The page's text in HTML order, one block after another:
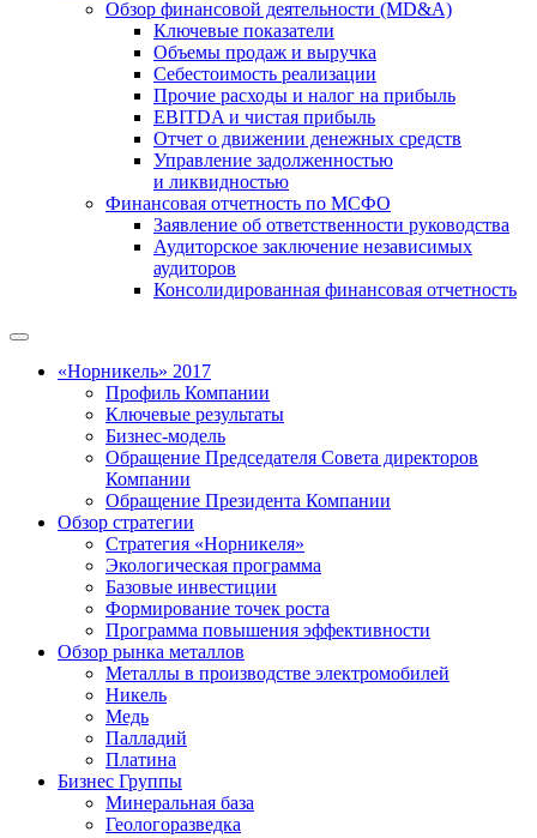
Обзор финансовой деятельности (MD&A)
Ключевые показатели
Объемы продаж и выручка
Себестоимость реализации
Прочие расходы и налог на прибыль
EBITDA и чистая прибыль
Отчет о движении денежных средств
Управление задолженностью
и ликвидностью
Финансовая отчетность по МСФО
Заявление об ответственности руководства
Аудиторское заключение независимых
аудиторов
Консолидированная финансовая отчетность
«Норникель» 2017
Профиль Компании
Ключевые результаты
Бизнес-модель
Обращение Председателя Совета директоров
Компании
Обращение Президента Компании
Обзор стратегии
Стратегия «Норникеля»
Экологическая программа
Базовые инвестиции
Формирование точек роста
Программа повышения эффективности
Обзор рынка металлов
Металлы в производстве электромобилей
Никель
Медь
Палладий
Платина
Бизнес Группы
Минеральная база
Геологоразведка